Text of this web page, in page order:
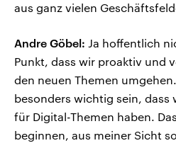
aus ganz vielen
Andre Göbel: Ja hoffentlich
Punkt, dass wir proaktiv und
den neuen Themen
besonders wichtig sein, dass
für Digital-Themen haben.
beginnen, aus meiner Sicht